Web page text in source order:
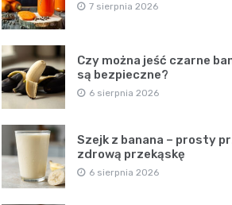
7 sierpnia 2026
Czy można jeść czarne
są bezpieczne?
6 sierpnia 2026
Szejk z banana – prosty
zdrową przekąskę
6 sierpnia 2026